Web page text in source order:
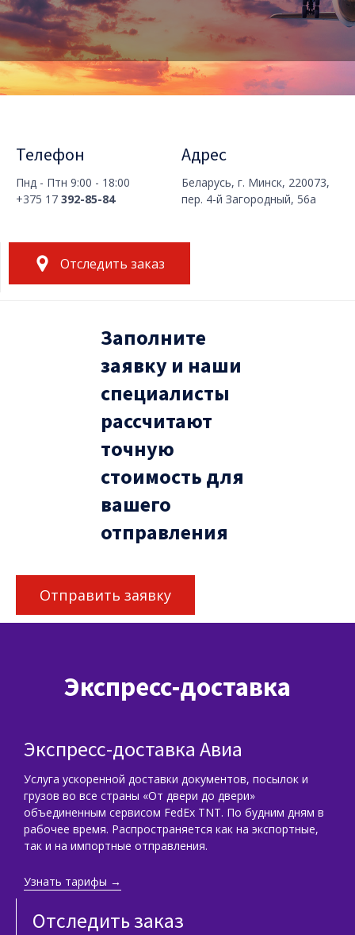
Контакты
Телефон
Пнд - Птн 9:00 - 18:00
+375 17 392-85-84
Адрес
Беларусь, г. Минск, 220073,
пер. 4-й Загородный, 56а
Отследить заказ
Заполните
заявку и наши
специалисты
рассчитают
точную
стоимость для
вашего
отправления
Отправить заявку
Экспресс-доставка
Экспресс-доставка Авиа
Услуга ускоренной доставки документов, посылок и
грузов во все страны «От двери до двери»
объединенным сервисом FedEx TNT. По будним дням в
рабочее время. Распространяется как на экспортные,
так и на импортные отправления.
Узнать тарифы →
Отследить заказ